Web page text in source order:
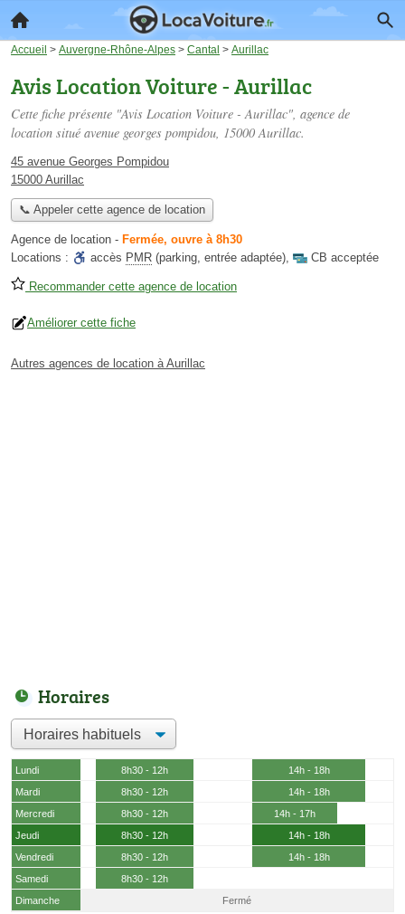
Accueil > Auvergne-Rhône-Alpes > Cantal > Aurillac
Avis Location Voiture - Aurillac
Cette fiche présente "Avis Location Voiture - Aurillac", agence de
location situé avenue georges pompidou, 15000 Aurillac.
45 avenue Georges Pompidou
15000 Aurillac
📞 Appeler cette agence de location
Agence de location - Fermée, ouvre à 8h30
Locations :
accès PMR (parking, entrée adaptée), CB acceptée
Recommander cette agence de location
Améliorer cette fiche
Autres agences de location à Aurillac
Horaires
Lundi 8h30 - 12h
14h - 18h
Mardi
8h30 - 12h
14h - 18h
Mercredi
8h30 - 12h
14h - 17h
Jeudi
8h30 - 12h
14h - 18h
Vendredi
8h30 - 12h
14h - 18h
Samedi
8h30 - 12h
Dimanche
Fermé